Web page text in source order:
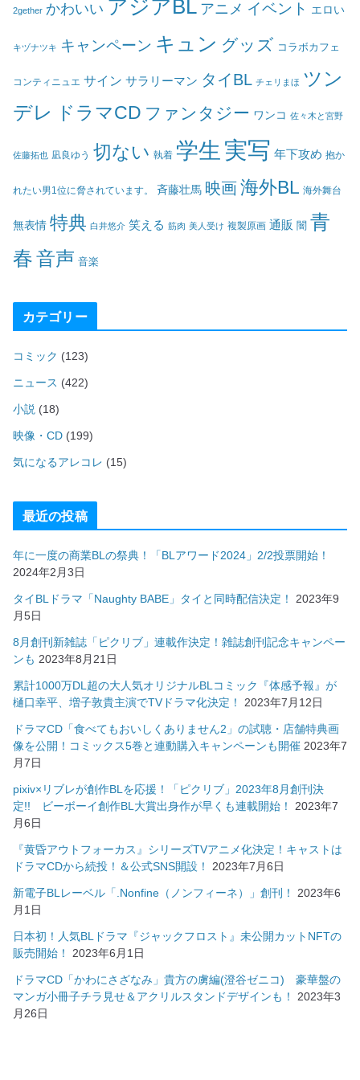
2gether かわいい アジアBL アニメ イベント エロい
キヅナツキ キャンペーン キュン グッズ コラボカフェ
コンティニュエ サイン サラリーマン タイBL チェリまほ ツン
デレ
ドラマCD ファンタジー ワンコ 佐々木と宮野
佐藤拓也 凪良ゆう 切ない 執着 学生 実写 年下攻め 抱か
れたい男1位に脅されています。 斉藤壮馬 映画海外BL 海外舞台
無表情 特典 白井悠介 笑える 筋肉 美人受け 複製原画 通販 闇 青
春音声 音楽
カテゴリー
コミック (123)
ニュース (422)
小説 (18)
映像・CD (199)
気になるアレコレ (15)
最近の投稿
年に一度の商業BLの祭典！「BLアワード2024」2/2投票開始！
2024年2月3日
タイBLドラマ「Naughty BABE」タイと同時配信決定！
2023年9
月5日
8月創刊新雑誌「ピクリブ」連載作決定！雑誌創刊記念キャンペー
ンも 2023年8月21日
累計1000万DL超の大人気オリジナルBLコミック『体感予報』が
樋口幸平、増子敦貴主演でTVドラマ化決定！
2023年7月12日
ドラマCD「食べてもおいしくありません2」の試聴・店舗特典画
像を公開！コミックス5巻と連動購入キャンペーンも開催 2023年7
月7日
pixiv×リブレが創作BLを応援！「ピクリブ」2023年8月創刊決
定!! ビーボーイ創作BL大賞出身作が早くも連載開始！
2023年7
月6日
『黄昏アウトフォーカス』シリーズTVアニメ化決定！キャストは
ドラマCDから続投！＆公式SNS開設！
2023年7月6日
新電子BLレーベル「.Nonfine（ノンフィーネ）」創刊！
2023年6
月1日
日本初！人気BLドラマ『ジャックフロスト』未公開カットNFTの
販売開始！
2023年6月1日
ドラマCD「かわにさざなみ」貴方の虜編(澄谷ゼニコ) 豪華盤の
マンガ小冊子チラ見せ＆アクリルスタンドデザインも！
2023年3
月26日